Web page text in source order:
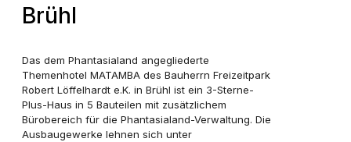
Brühl
Das dem Phantasialand angegliederte
Themenhotel MATAMBA des Bauherrn Freizeitpark
Robert Löffelhardt e.K. in Brühl ist ein 3-Sterne-
Plus-Haus in 5 Bauteilen mit zusätzlichem
Bürobereich für die Phantasialand-Verwaltung. Die
Ausbaugewerke lehnen sich unter